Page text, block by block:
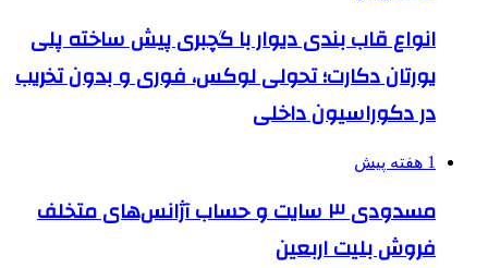
انواع قاب بندی دیوار با گچبری پیش ساخته پلی
یورتان دکارت؛ تحولی لوکس، فوری و بدون تخریب
در دکوراسیون داخلی
1 هفته پیش
مسدودی ۳ سایت و حساب آژانس‌های متخلف
فروش بلیت اربعین